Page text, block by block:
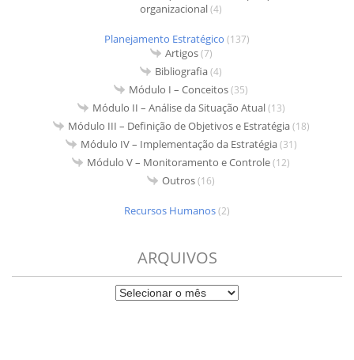
organizacional(4)
Planejamento Estratégico (137)
Artigos(7)
Bibliografia(4)
Módulo I – Conceitos(35)
Módulo II – Análise da Situação Atual(13)
Módulo III – Definição de Objetivos e Estratégia(18)
Módulo IV – Implementação da Estratégia(31)
Módulo V – Monitoramento e Controle(12)
Outros(16)
Recursos Humanos(2)
ARQUIVOS